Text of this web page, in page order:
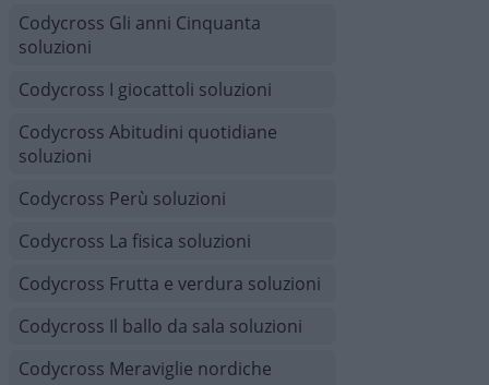
Codycross Gli anni Cinquanta
soluzioni
Codycross I giocattoli soluzioni
Codycross Abitudini quotidiane
soluzioni
Codycross Perù soluzioni
Codycross La fisica soluzioni
Codycross Frutta e verdura soluzioni
Codycross Il ballo da sala soluzioni
Codycross Meraviglie nordiche